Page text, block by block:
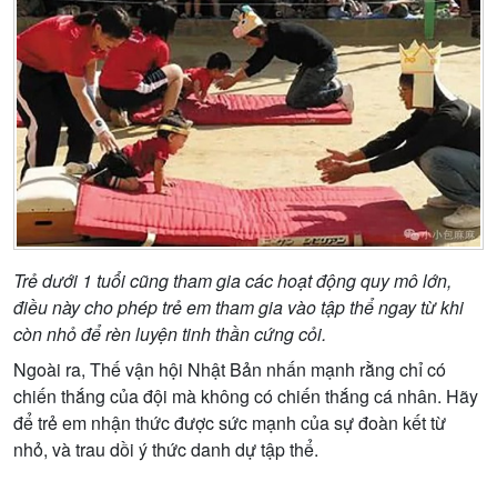
Trẻ dưới 1 tuổi cũng tham gia các hoạt động quy mô lớn,
điều này cho phép trẻ em tham gia vào tập thể ngay từ khi
còn nhỏ để rèn luyện tinh thần cứng cỏi.
Ngoài ra, Thế vận hội Nhật Bản nhấn mạnh rằng chỉ có
chiến thắng của đội mà không có chiến thắng cá nhân. Hãy
để trẻ em nhận thức được sức mạnh của sự đoàn kết từ
nhỏ, và trau dồi ý thức danh dự tập thể.